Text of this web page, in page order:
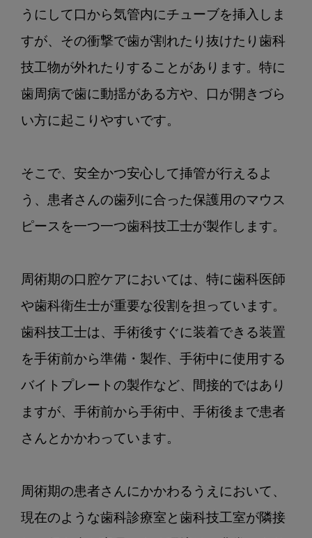
治
療
に
も
科
技
が
か
わ
うにして口から気管内にチューブを挿入しま
すが、その衝撃で歯が割れたり抜けたり歯科
技工物が外れたりすることがあります。特に
歯周病で歯に動揺がある方や、口が開きづら
い方に起こりやすいです。
そこで、安全かつ安心して挿管が行えるよ
う、患者さんの歯列に合った保護用のマウス
ピースを一つ一つ歯科技工士が製作します。
周術期の口腔ケアにおいては、特に歯科医師
や歯科衛生士が重要な役割を担っています。
歯科技工士は、手術後すぐに装着できる装置
を手術前から準備・製作、手術中に使用する
バイトプレートの製作など、間接的ではあり
ますが、手術前から手術中、手術後まで患者
さんとかかわっています。
周術期の患者さんにかかわるうえにおいて、
現在のような歯科診療室と歯科技工室が隣接